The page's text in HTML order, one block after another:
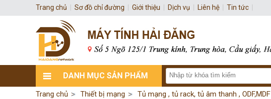
DANH MỤC SẢN PHẨM
Trang chủ Thiết bị mạng Tủ mạng , tủ rack, tủ âm thanh , ODF,MDF
Trang chủ Sơ đồ chỉ đường Giới thiệu Dịch vụ Liên hệ Tin tức